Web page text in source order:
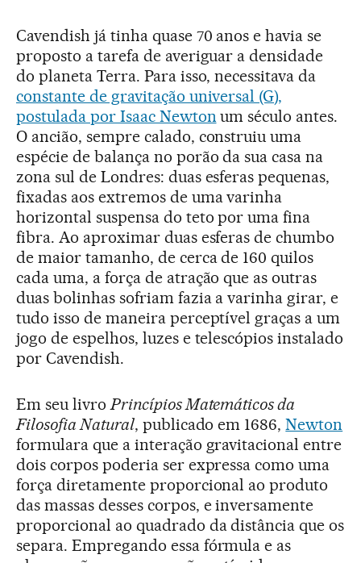
Cavendish já tinha quase 70 anos e havia se
proposto a tarefa de averiguar a densidade
do planeta Terra. Para isso, necessitava da
constante de gravitação universal (G),
postulada por Isaac Newton um século antes.
O ancião, sempre calado, construiu uma
espécie de balança no porão da sua casa na
zona sul de Londres: duas esferas pequenas,
fixadas aos extremos de uma varinha
horizontal suspensa do teto por uma fina
fibra. Ao aproximar duas esferas de chumbo
de maior tamanho, de cerca de 160 quilos
cada uma, a força de atração que as outras
duas bolinhas sofriam fazia a varinha girar, e
tudo isso de maneira perceptível graças a um
jogo de espelhos, luzes e telescópios instalado
por Cavendish.
Em seu livroPrincípios Matemáticos da
Filosofia Natural, publicado em 1686,Newton
formulara que a interação gravitacional entre
dois corpos poderia ser expressa como uma
força diretamente proporcional ao produto
das massas desses corpos, e inversamente
proporcional ao quadrado da distância que os
separa. Empregando essa fórmula e as